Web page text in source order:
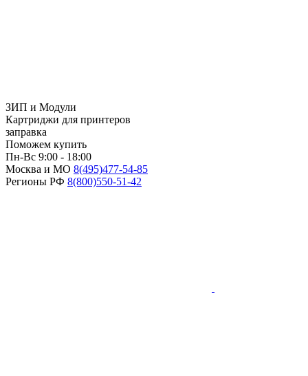
ЗИП и Модули
Картриджи для принтеров
заправка
Поможем купить
Пн-Вс 9:00 - 18:00
Москва и МО 8(495)477-54-85
Регионы РФ 8(800)550-51-42